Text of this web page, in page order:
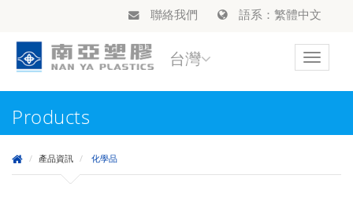
聯絡我們 語系：繁體中文
Toggle
台灣
Products
產品資訊 化學品